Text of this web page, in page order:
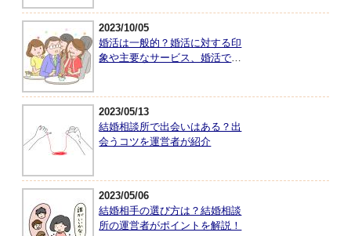
2023/10/05
婚活は一般的？婚活に対する印
象や主要なサービス、婚活で大
2023/05/13
結婚相談所で出会いはある？出
会うコツを運営者が紹介
2023/05/06
結婚相手の選び方は？結婚相談
所の運営者がポイントを解説！